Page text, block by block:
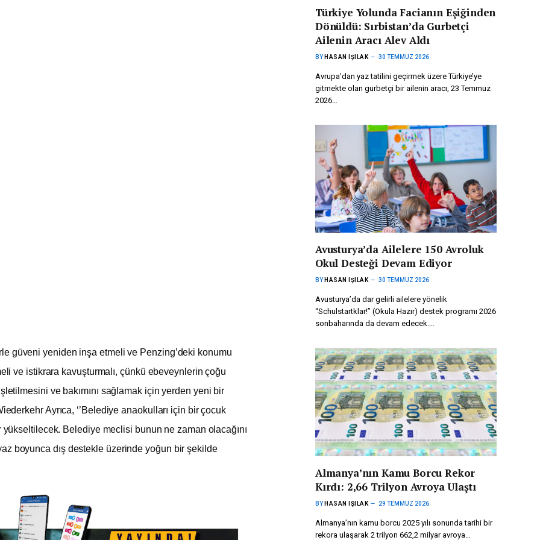
güveni yeniden inşa etmeli ve Penzing’deki konumu
ve istikrara kavuşturmalı, çünkü ebeveynlerin çoğu
ve bakımını sağlamak için yerden yeni bir
Ayrıca, ‘’Belediye anaokulları için bir çocuk
Belediye meclisi bunun ne zaman olacağını
boyunca dış destekle üzerinde yoğun bir şekilde
Türkiye Yolunda Facianın Eşiğinden
Dönüldü: Sırbistan’da Gurbetçi
Ailenin Aracı Alev Aldı
BY HASAN IŞILAK 30 TEMMUZ 2026
Avrupa’dan yaz tatilini geçirmek üzere Türkiye’ye
gitmekte olan gurbetçi bir ailenin aracı, 23 Temmuz
2026…
Avusturya’da Ailelere 150 Avroluk
Okul Desteği Devam Ediyor
BY HASAN IŞILAK 30 TEMMUZ 2026
Avusturya’da dar gelirli ailelere yönelik
“Schulstartklar!” (Okula Hazır) destek programı 2026
sonbaharında da devam edecek.…
Almanya’nın Kamu Borcu Rekor
Kırdı: 2,66 Trilyon Avroya Ulaştı
BY HASAN IŞILAK 29 TEMMUZ 2026
Almanya’nın kamu borcu 2025 yılı sonunda tarihi bir
rekora ulaşarak 2 trilyon 662,2 milyar avroya…